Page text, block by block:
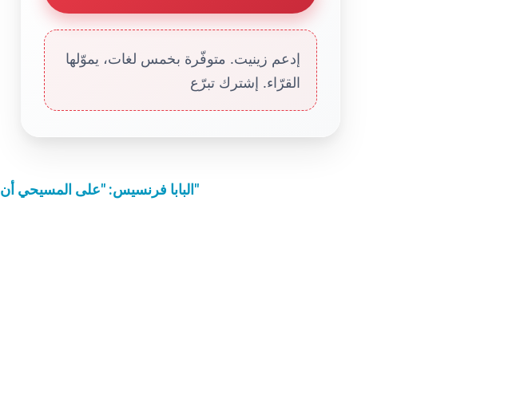
إدعم زينيت. متوفّرة بخمس لغات، يموّلها
القرّاء. إشترك تبرّع
البابا فرنسيس: "على المسيحي أن يفكّر بحسب منطق الله"